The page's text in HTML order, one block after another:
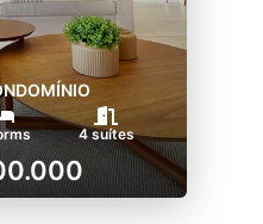
4 suítes